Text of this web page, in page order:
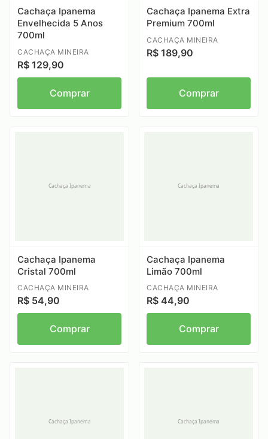
Cachaça Ipanema
Envelhecida 5 Anos
700ml
CACHAÇA MINEIRA
R$ 129,90
Comprar
Cachaça Ipanema Extra
Premium 700ml
CACHAÇA MINEIRA
R$ 189,90
Comprar
Cachaça Ipanema
Cristal 700ml
CACHAÇA MINEIRA
R$ 54,90
Comprar
Cachaça Ipanema
Limão 700ml
CACHAÇA MINEIRA
R$ 44,90
Comprar